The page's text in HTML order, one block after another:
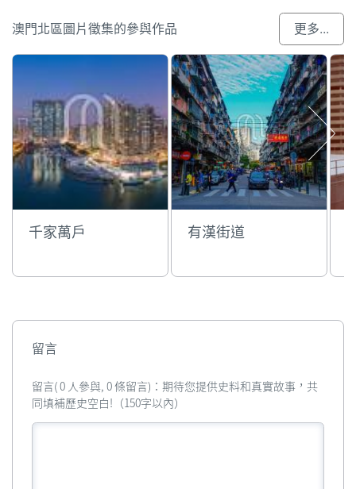
澳門北區圖片徵集的參與作品 更多...
千家萬戶 有漢街道
留言
留言( 0 人參與, 0 條留言)：期待您提供史料和真實故事，共
同填補歷史空白!（150字以內）